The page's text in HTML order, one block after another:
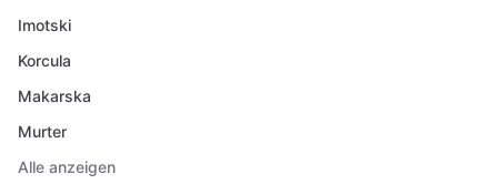
Imotski
Korcula
Makarska
Murter
Alle anzeigen